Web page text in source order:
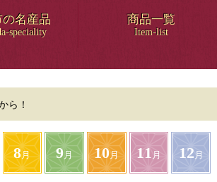
名産品
speciality
商品一覧
Item-list
ら！
8月 9月 10月 11 月 12 月